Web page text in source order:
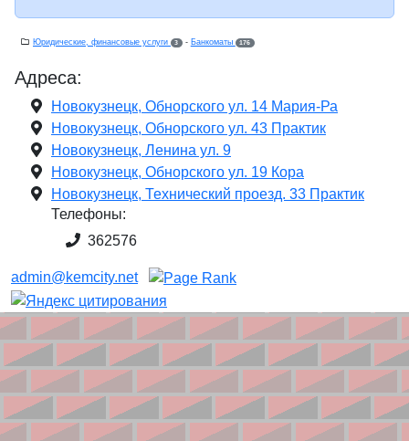
Юридические, финансовые услуги 3 - Банкоматы 176
Адреса:
Новокузнецк, Обнорского ул. 14 Мария-Ра
Новокузнецк, Обнорского ул. 43 Практик
Новокузнецк, Ленина ул. 9
Новокузнецк, Обнорского ул. 19 Кора
Новокузнецк, Технический проезд. 33 Практик
Телефоны:
362576
admin@kemcity.net